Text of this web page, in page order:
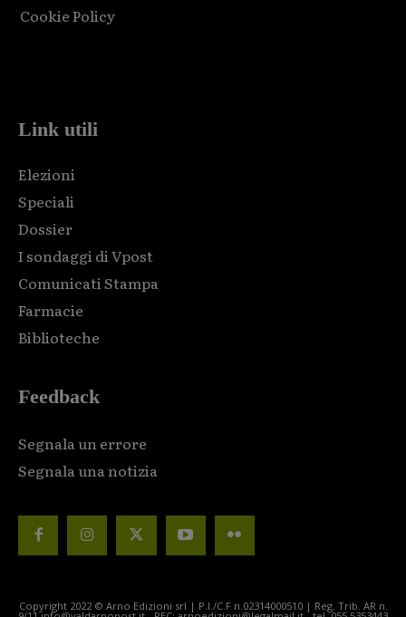
Cookie Policy
Link utili
Elezioni
Speciali
Dossier
I sondaggi di Vpost
Comunicati Stampa
Farmacie
Biblioteche
Feedback
Segnala un errore
Segnala una notizia
Copyright 2022 © Arno Edizioni srl | P.I./C.F n.02314000510 | Reg. Trib. AR n.